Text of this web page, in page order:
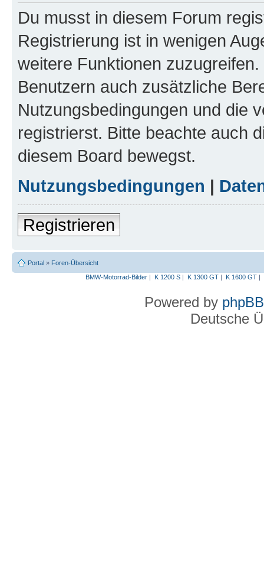
Du musst in diesem Forum
Registrierung ist in wenigen
weitere Funktionen
Benutzern auch zusätzliche
Nutzungsbedingungen und die
registrierst. Bitte beachte auch
diesem Board bewegst.
Nutzungsbedingungen |
Registrieren
Portal » Foren-Übersicht
BMW-Motorrad-Bilder| K 1200 S| K 1300 GT| K 1600 GT|
Powered by phpBB
Deutsche